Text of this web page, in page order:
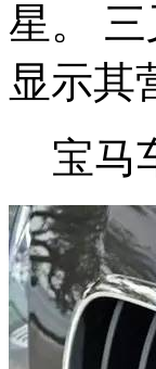
星。
显示其
宝马